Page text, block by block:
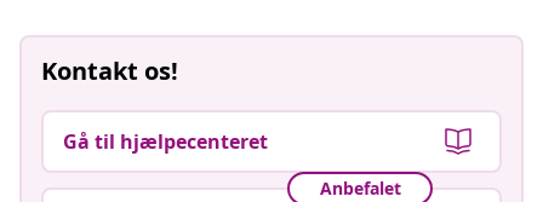
Kontakt os!
Gå til hjælpecenteret
Anbefalet